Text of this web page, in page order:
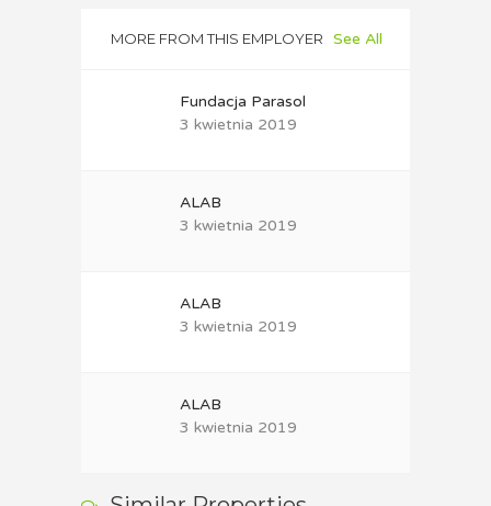
MORE FROM THIS EMPLOYER See All
Fundacja Parasol
3 kwietnia 2019
ALAB
3 kwietnia 2019
ALAB
3 kwietnia 2019
ALAB
3 kwietnia 2019